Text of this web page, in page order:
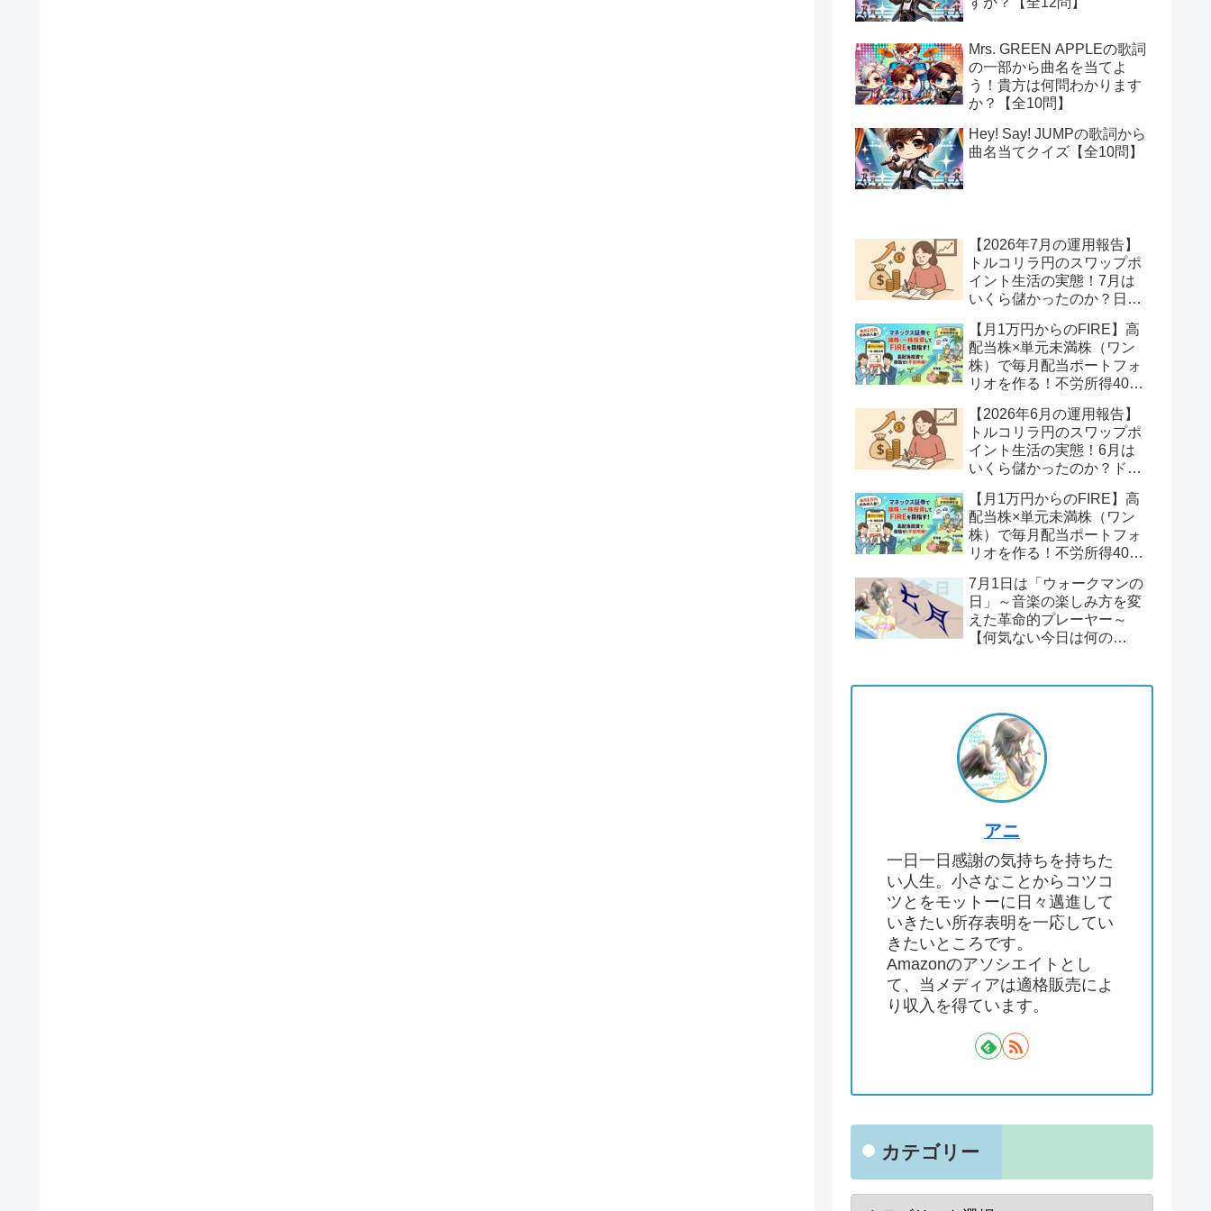
Mrs. GREEN APPLEの歌詞
の一部から曲名を当てよ
う！貴方は何問わかります
か？【全10問】
Hey! Say! JUMPの歌詞から
曲名当てクイズ【全10問】
【2026年7月の運用報告】
トルコリラ円のスワップポ
イント生活の実態！7月は
いくら儲かったのか？日本
へ一歩進んだ？
【月1万円からのFIRE】高
配当株×単元未満株（ワン
株）で毎月配当ポートフォ
リオを作る！不労所得400
回】
【2026年6月の運用報告】
トルコリラ円のスワップポ
イント生活の実態！6月は
いくら儲かったのか？ドル
【月1万円からのFIRE】高
配当株×単元未満株（ワン
株）で毎月配当ポートフォ
リオを作る！不労所得400
回】
7月1日は「ウォークマンの
日」～音楽の楽しみ方を変
えた革命的プレーヤー～
【何気ない今日は何の
アニ
一日一日感謝の気持ちを持ちた
い人生。小さなことからコツコ
ツとをモットーに日々邁進して
いきたい所存表明を一応してい
きたいところです。
Amazonのアソシエイトとし
て、当メディアは適格販売によ
り収入を得ています。
カテゴリー